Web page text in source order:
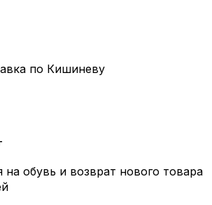
по Кишиневу
на обувь и возврат нового товара